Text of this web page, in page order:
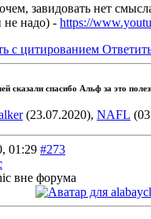
завидовать нет
не надо) - https://
сказали cпасибо Альф за это
(23.07.2020), NAFL
01:29 #273